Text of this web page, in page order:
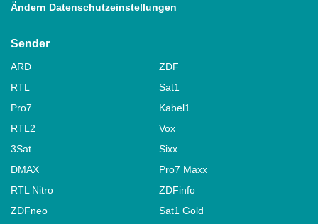
Ändern Datenschutzeinstellungen
Sender
ARD
ZDF
RTL
Sat1
Pro7
Kabel1
RTL2
Vox
3Sat
Sixx
DMAX
Pro7 Maxx
RTL Nitro
ZDFinfo
ZDFneo
Sat1 Gold